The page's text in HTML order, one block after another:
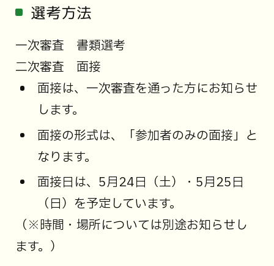
選考方法
一次審査 書類選考
二次審査 面接
面接は、一次審査を通った方にお知らせ
します。
面接の形式は、「参加者のみの面接」と
なります。
面接日は、5月24日（土）・5月25日
（日）を予定しています。
（※時間・場所については別途お知らせし
ます。）